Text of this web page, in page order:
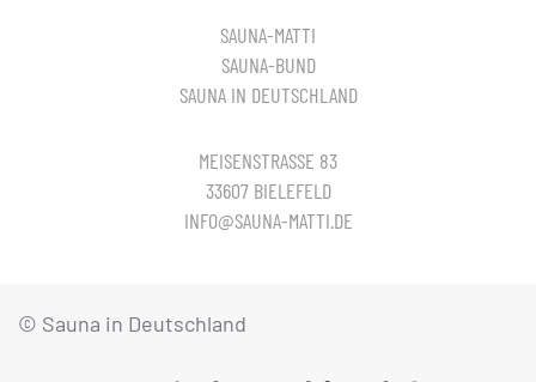
SAUNA-MATTI
SAUNA-BUND
SAUNA IN DEUTSCHLAND
MEISENSTRASSE 83
33607 BIELEFELD
INFO@SAUNA-MATTI.DE
© Sauna in Deutschland